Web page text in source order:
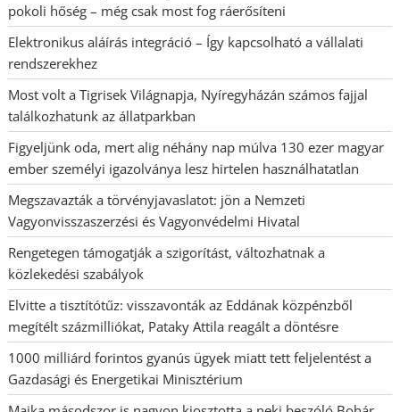
pokoli hőség – még csak most fog ráerősíteni
Elektronikus aláírás integráció – Így kapcsolható a vállalati
rendszerekhez
Most volt a Tigrisek Világnapja, Nyíregyházán számos fajjal
találkozhatunk az állatparkban
Figyeljünk oda, mert alig néhány nap múlva 130 ezer magyar
ember személyi igazolványa lesz hirtelen használhatatlan
Megszavazták a törvényjavaslatot: jön a Nemzeti
Vagyonvisszaszerzési és Vagyonvédelmi Hivatal
Rengetegen támogatják a szigorítást, változhatnak a
közlekedési szabályok
Elvitte a tisztítótűz: visszavonták az Eddának közpénzből
megítélt százmilliókat, Pataky Attila reagált a döntésre
1000 milliárd forintos gyanús ügyek miatt tett feljelentést a
Gazdasági és Energetikai Minisztérium